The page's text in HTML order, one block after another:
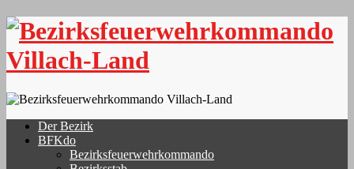
Skip
content
Der Bezirk
BFKdo
Bezirksfeuerwehrkommando